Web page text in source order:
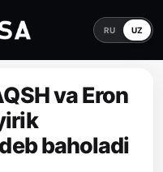
RU UZ
va Eron
baholadi